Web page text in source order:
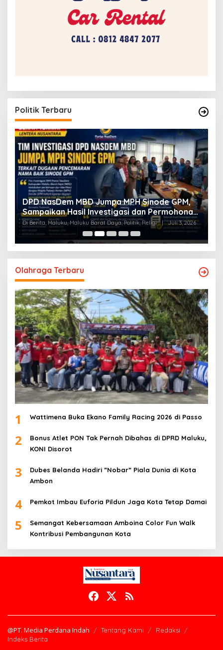
Politik Terbaru
DPD NasDem MBD Jumpa MPH Sinode GPM,
Sampaikan Hasil Investigasi dan Permohonan
Maaf
Di Berita, Maluku, Maluku Barat Daya, Politik, Religi Juli 3, 2026
Olahraga Terbaru
1 Wattimena Buka Ekano Family Racing 2026 di Passo
2
Bonus Atlet PON Tak Pernah Dibahas di DPRD Maluku,
KONI Disorot
3
Dubes Belanda Hadiri ”Nobar” Piala Dunia di Kota
Ambon
4 Pemkot Imbau Euforia Pildun Jaga Kota Tetap Damai
5
Semangat Kebersamaan Amboina Color Fun Walk
Kontribusi Pembangunan Kota
@PT. Media Perdana Indah Tentang Kami
Redaksi
Indeks Berita